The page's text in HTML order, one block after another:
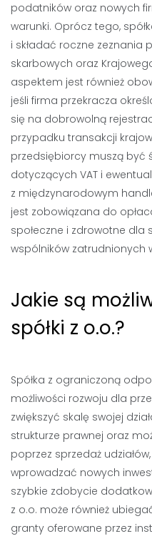
podatników oraz nowych
warunki. Oprócz tego,
i składać roczne zeznania
skarbowych oraz
aspektem jest również
jeśli firma przekracza
się na dobrowolną
przypadku transakcji
przedsiębiorcy muszą być
dotyczących VAT i
z międzynarodowym
jest zobowiązana do
społeczne i zdrowotne dla
wspólników zatrudnionych
Jakie są
spółki z o.o.?
Spółka z ograniczoną
możliwości rozwoju dla
zwiększyć skalę swojej
strukturze prawnej oraz
poprzez sprzedaż
wprowadzać nowych
szybkie zdobycie
z o.o. może również
granty oferowane przez